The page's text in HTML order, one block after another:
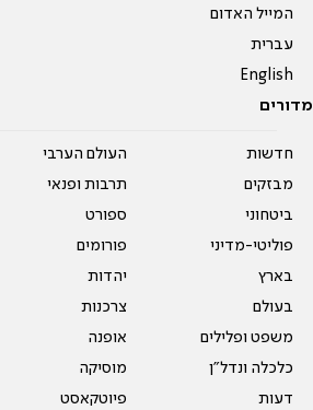
המייל האדום
עברית
English
מדורים
חדשות
מבזקים
ביטחוני
פוליטי-מדיני
בארץ
בעולם
משפט ופלילים
כלכלה ונדל"ן
דעות
העולם הערבי
תרבות ופנאי
ספורט
פורומים
יהדות
צרכנות
אופנה
מוסיקה
פיוטקאסט